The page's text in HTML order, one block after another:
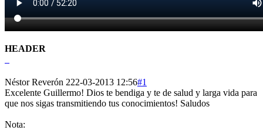
HEADER
Néstor Reverón 222-03-2013 12:56#1
Excelente Guillermo! Dios te bendiga y te de salud y larga vida para
que nos sigas transmitiendo tus conocimientos! Saludos
Nota: